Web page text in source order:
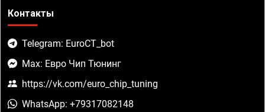
Контакты
Telegram: EuroCT_bot
Max: Евро Чип Тюнинг
https://vk.com/euro_chip_tuning
WhatsApp: +79317082148